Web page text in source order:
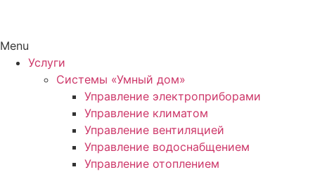
Menu
Услуги
Системы «Умный дом»
Управление электроприборами
Управление климатом
Управление вентиляцией
Управление водоснабщением
Управление отоплением